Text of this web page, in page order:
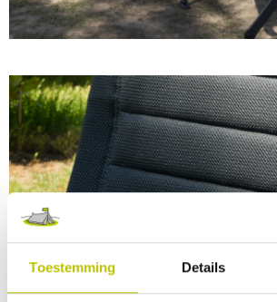
Toestemming Details